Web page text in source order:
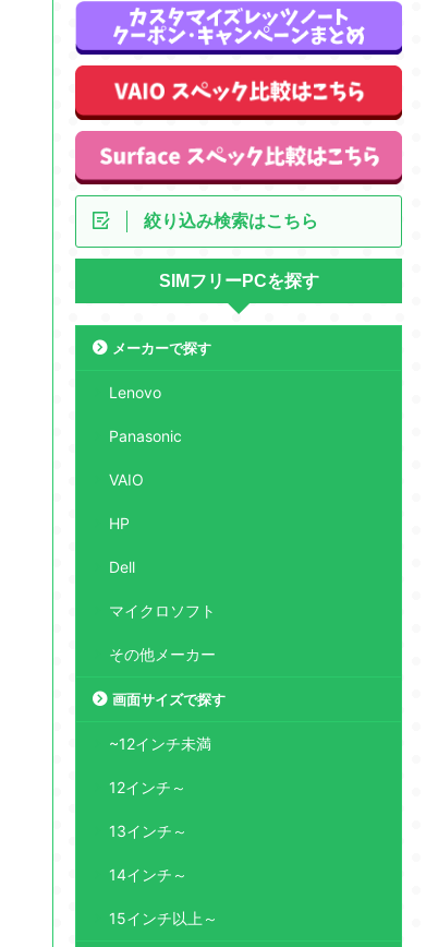
絞り込み検索はこちら
SIMフリーPCを探す
メーカーで探す
Lenovo
Panasonic
VAIO
HP
Dell
マイクロソフト
その他メーカー
画面サイズで探す
~12インチ未満
12インチ～
13インチ～
14インチ～
15インチ以上～